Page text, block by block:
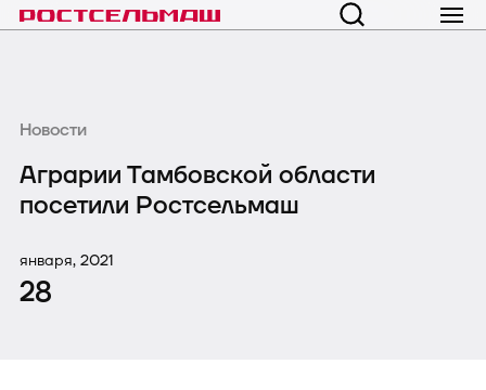
Новости
Аграрии Тамбовской области
посетили Ростсельмаш
января, 2021
28